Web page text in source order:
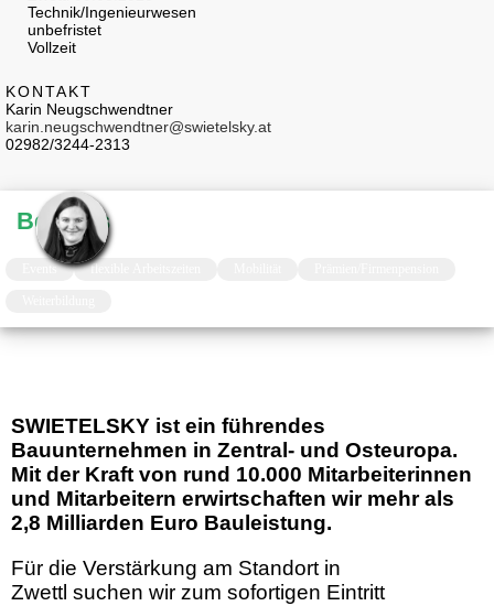
Technik/Ingenieurwesen
unbefristet
Vollzeit
KONTAKT
Karin Neugschwendtner
karin.neugschwendtner@swietelsky.at
02982/3244-2313
Benefits
Events flexible Arbeitszeiten
SWIETELSKY ist ein führendes
Bauunternehmen in Zentral- und Osteuropa.
Mit der Kraft von rund 10.000 Mitarbeiterinnen
und Mitarbeitern erwirtschaften wir mehr als
2,8 Milliarden Euro Bauleistung.
Für die Verstärkung am Standort in
Zwettl suchen wir zum sofortigen Eintritt